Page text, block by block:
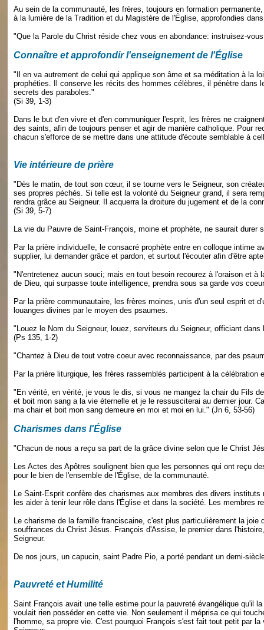
Au sein de la communauté, les frères, toujours en formation
à la lumière de la Tradition et du Magistère de l'Église, approfondies
"Que la Parole du Christ réside chez vous en abondance: instruisez-
Connaître et approfondir l'enseignement de l'Église
"Il en va autrement de celui qui applique son âme et sa méditation à la
prophéties. Il conserve les récits des hommes célèbres, il pénètre
secrets des paraboles."
(Si 39, 1-3)
Dans le but d'en vivre et d'en communiquer l'esprit, les frères ne
des saints, afin de toujours penser et agir de manière catholique. Pour
chacun s'efforce de se mettre dans une attitude d'écoute semblable à
Vie intérieure de prière
"Dès le matin, de tout son cœur, il se tourne vers le Seigneur, son
ses propres péchés. Si telle est la volonté du Seigneur grand, il sera
rendra grâce au Seigneur. Il acquerra la droiture du jugement et de la
(Si 39, 5-7)
La vie du Pauvre de Saint-François, moine et prophète, ne saurait
Par la prière individuelle, le consacré prophète entre en colloque intime
supplier, lui demander grâce et pardon, et surtout l'écouter afin d'être
"N'entretenez aucun souci; mais en tout besoin recourez à l'oraison et
de Dieu, qui surpasse toute intelligence, prendra sous sa garde vos
Par la prière communautaire, les frères moines, unis d'un seul esprit et
louanges divines par le moyen des psaumes.
"Louez le Nom du Seigneur, louez, serviteurs du Seigneur, officiant
(Ps 135, 1-2)
"Chantez à Dieu de tout votre coeur avec reconnaissance, par des
Par la prière liturgique, les frères rassemblés participent à la
"En vérité, en vérité, je vous le dis, si vous ne mangez la chair du Fils
et boit mon sang a la vie éternelle et je le ressusciterai au dernier jour.
ma chair et boit mon sang demeure en moi et moi en lui." (Jn 6, 53-56)
Charismes dans l'Église
"Chacun de nous a reçu sa part de la grâce divine selon que le Christ
Les Actes des Apôtres soulignent bien que les personnes qui ont reçu
pour le bien de l'ensemble de l'Église, de la communauté.
Le Saint-Esprit confère des charismes aux membres des divers
les aider à tenir leur rôle dans l'Église et dans la société. Les membres
Le charisme de la famille franciscaine, c'est plus particulièrement la
souffrances du Christ Jésus. François d'Assise, le premier dans
Seigneur.
De nos jours, un capucin, saint Padre Pio, a porté pendant un demi-
Pauvreté et Humilité
Saint François avait une telle estime pour la pauvreté évangélique qu'il
voulait rien posséder en cette vie. Non seulement il méprisa ce qui
l'homme, sa propre vie. C'est pourquoi François s'est fait tout petit par